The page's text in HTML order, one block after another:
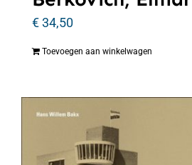
€34,50
Toevoegen aan winkelwagen